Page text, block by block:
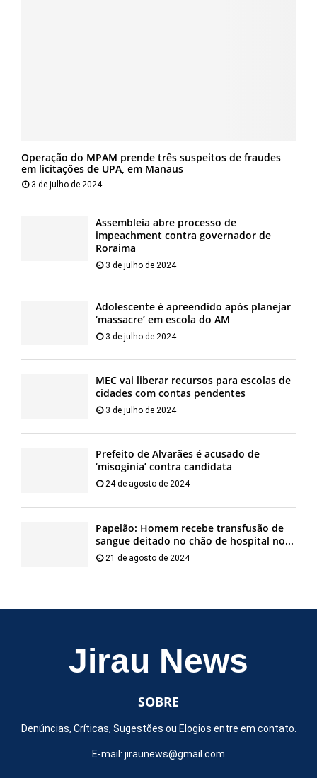
Operação do MPAM prende três suspeitos de fraudes
em licitações de UPA, em Manaus
3 de julho de 2024
Assembleia abre processo de
impeachment contra governador de
Roraima
3 de julho de 2024
Adolescente é apreendido após planejar
‘massacre’ em escola do AM
3 de julho de 2024
MEC vai liberar recursos para escolas de
cidades com contas pendentes
3 de julho de 2024
Prefeito de Alvarães é acusado de
‘misoginia’ contra candidata
24 de agosto de 2024
Papelão: Homem recebe transfusão de
sangue deitado no chão de hospital no...
21 de agosto de 2024
Jirau News
SOBRE
Denúncias, Críticas, Sugestões ou Elogios entre em contato.
E-mail: jiraunews@gmail.com